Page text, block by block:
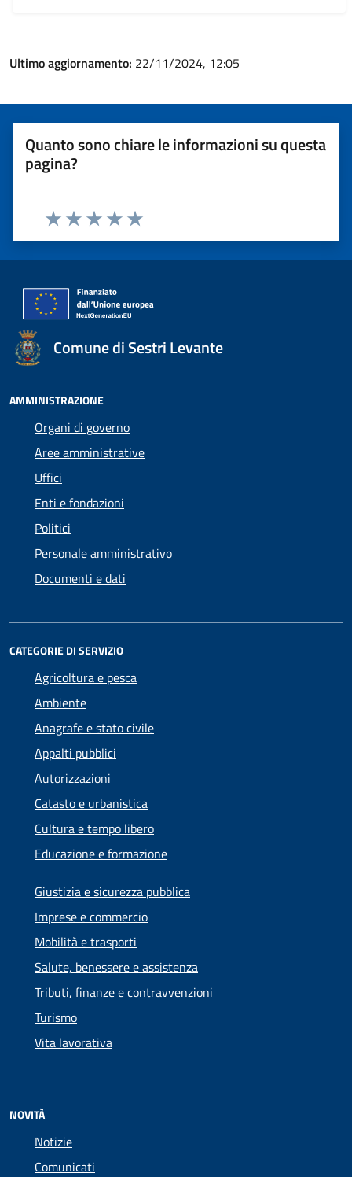
Ultimo aggiornamento: 22/11/2024, 12:05
Quanto sono chiare le informazioni su questa
pagina?
Valuta 5 stelle su 5
Valuta 4 stelle su 5
Valuta 3 stelle su 5
Valuta 2 stelle su 5
Valuta 1 stelle su 5
Comune di Sestri Levante
AMMINISTRAZIONE
Organi di governo
Aree amministrative
Uffici
Enti e fondazioni
Politici
Personale amministrativo
Documenti e dati
CATEGORIE DI SERVIZIO
Agricoltura e pesca
Ambiente
Anagrafe e stato civile
Appalti pubblici
Autorizzazioni
Catasto e urbanistica
Cultura e tempo libero
Educazione e formazione
Giustizia e sicurezza pubblica
Imprese e commercio
Mobilità e trasporti
Salute, benessere e assistenza
Tributi, finanze e contravvenzioni
Turismo
Vita lavorativa
NOVITÀ
Notizie
Comunicati